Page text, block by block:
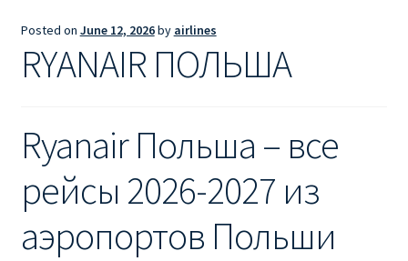
Ryanair из Тампере
RYANAIR ИЗ ЧЕХИИ | ПРАГА, ОСТРАВА, ПАРДУБИЦЕ,
Ryanair изменение имени
Ryanair изменения
Ryanair изменить дату
Posted on June 12, 2026by airlines
RYANAIR ПОЛЬША
Ryanair Польша – все
рейсы 2026-2027 из
аэропортов Польши